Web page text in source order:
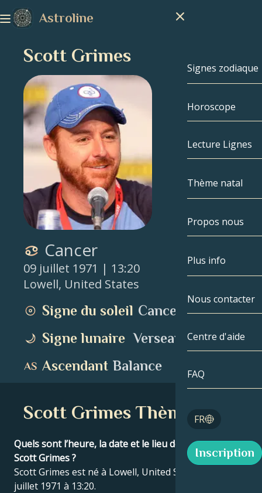
Astroline
Signes zodiaque
Signes
Capricorne
Poissons
Bélier
Taureau
Cancer
Lion
Vierge
Sagittaire
Horoscope
Lecture Lignes
Thème natal
Thème natal
Célébrités
Propos nous
Plus info
Compatibilité
Tarot
Nombres
Nous contacter
Centre d'aide
FAQ
FR
English
Inscription
Scott Grimes
Cancer
09 juillet 1971 | 13:20
Lowell, United States
Signe du soleil Cancer
Signe lunaire Verseau
Ascendant Balance
Scott Grimes Thème natal
Quels sont l’heure, la date et le lieu de naissance de
Scott Grimes ?
Scott Grimes est né à Lowell, United States le 09
juillet 1971 à 13:20.